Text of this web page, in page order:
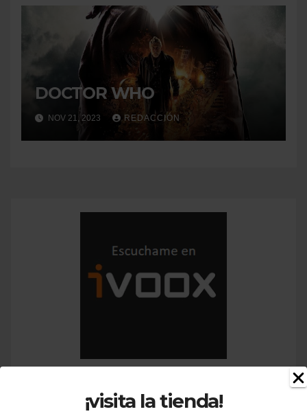
¡visita la tienda!
DOCTOR WHO
NOV 21, 2023 REDACCIÓN